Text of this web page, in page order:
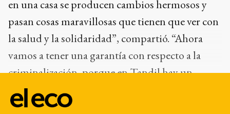
en una casa se producen cambios hermosos y
pasan cosas maravillosas que tienen que ver con
la salud y la solidaridad”, compartió. “Ahora
vamos a tener una garantía con respecto a la
criminalización, porque en Tandil hay un
cultivo a gran escala en pequeños lugares”,
sostuvo.